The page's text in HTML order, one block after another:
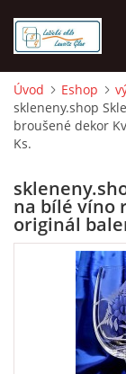
O NÁS
VELKOOBCHOD
MALOOBCHOD
DOPRAVA -
Úvod Eshop
skleneny.shop
broušené dekor
Ks.
na bílé víno
originál